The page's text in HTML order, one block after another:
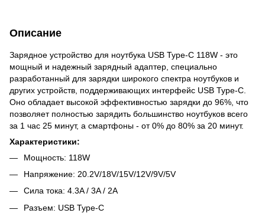
Описание
Зарядное устройство для ноутбука USB Type-C 118W - это
мощный и надежный зарядный адаптер, специально
разработанный для зарядки широкого спектра ноутбуков и
других устройств, поддерживающих интерфейс USB Type-C.
Оно обладает высокой эффективностью зарядки до 96%, что
позволяет полностью зарядить большинство ноутбуков всего
за 1 час 25 минут, а смартфоны - от 0% до 80% за 20 минут.
Характеристики:
Мощность: 118W
Напряжение: 20.2V/18V/15V/12V/9V/5V
Сила тока: 4.3A / 3A / 2A
Разъем: USB Type-C